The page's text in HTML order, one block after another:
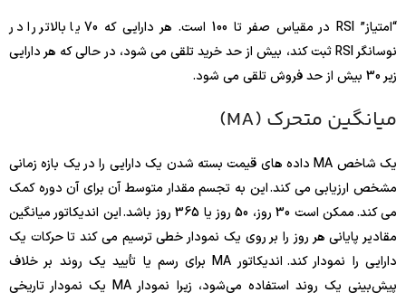
“امتیاز” RSI در مقیاس صفر تا 100 است. هر دارایی که 70 یا بالاتر را در
نوسانگر RSI ثبت کند، بیش از حد خرید تلقی می شود، در حالی که هر دارایی
زیر 30 بیش از حد فروش تلقی می شود.
میانگین متحرک (MA)
یک شاخص MA داده های قیمت بسته شدن یک دارایی را در یک بازه زمانی
مشخص ارزیابی می کند. این به تجسم مقدار متوسط ​​آن برای آن دوره کمک
می کند. ممکن است 30 روز، 50 روز یا 365 روز باشد. این اندیکاتور میانگین
مقادیر پایانی هر روز را بر روی یک نمودار خطی ترسیم می کند تا حرکات یک
دارایی را نمودار کند. اندیکاتور MA برای رسم یا تأیید یک روند بر خلاف
پیش‌بینی یک روند استفاده می‌شود، زیرا نمودار MA یک نمودار تاریخی